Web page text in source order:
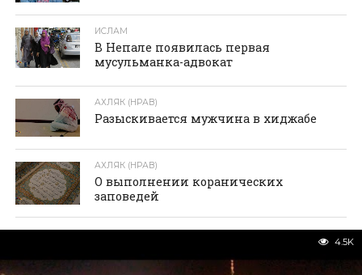
ИСЛАМ
В Непале появилась первая
мусульманка-адвокат
АХЛЯК (НРАВ)
Разыскивается мужчина в хиджабе
АХЛЯК (НРАВ)
О выполнении коранических
заповедей
4.5K